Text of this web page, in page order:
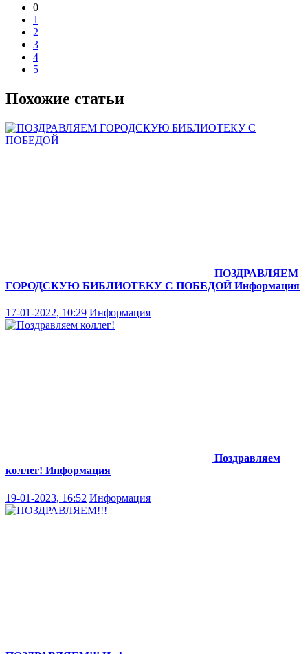
0
1
2
3
4
5
Похожие статьи
ПОЗДРАВЛЯЕМ
ГОРОДСКУЮ БИБЛИОТЕКУ С ПОБЕДОЙ Информация
17-01-2022, 10:29 Информация
Поздравляем
коллег! Информация
19-01-2023, 16:52 Информация